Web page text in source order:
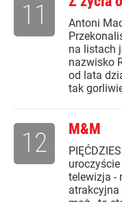
Antoni
na listach
nazwisko
od lata
tak
11
M&M
uroczyście
telewizja -
atrakcyjna
12